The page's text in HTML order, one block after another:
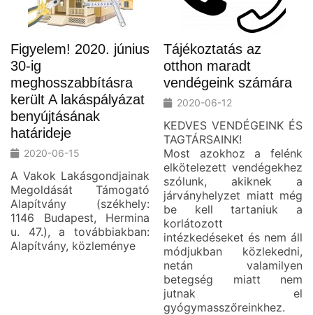
Figyelem! 2020. június
30-ig
meghosszabbításra
került A lakáspályázat
benyújtásának
határideje
2020-06-15
A Vakok Lakásgondjainak
Megoldását Támogató
Alapítvány (székhely:
1146 Budapest, Hermina
u. 47.), a továbbiakban:
Alapítvány, közleménye
Tájékoztatás az
otthon maradt
vendégeink számára
2020-06-12
KEDVES VENDÉGEINK ÉS
TAGTÁRSAINK!
Most azokhoz a felénk
elkötelezett vendégekhez
szólunk, akiknek a
járványhelyzet miatt még
be kell tartaniuk a
korlátozott
intézkedéseket és nem áll
módjukban közlekedni,
netán valamilyen
betegség miatt nem
jutnak el
gyógymasszőreinkhez.